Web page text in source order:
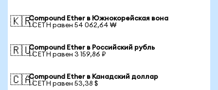
🇰🇷Compound Ether в Южнокорейская вона
1 CETH равен 54 062,64 ₩
🇷🇺Compound Ether в Российский рубль
1 CETH равен 3 159,86 ₽
🇨🇦Compound Ether в Канадский доллар
1 CETH равен 53,38 $